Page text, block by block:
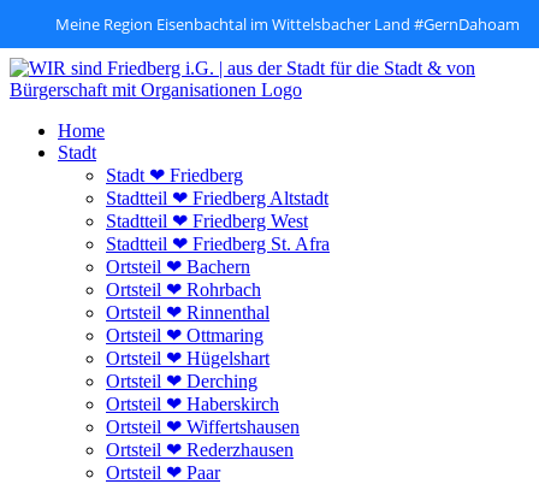
Meine Region Eisenbachtal im Wittelsbacher Land #GernDahoam
Zum
Inhalt
Home
Stadt
Stadt ❤ Friedberg
Stadtteil ❤ Friedberg Altstadt
Stadtteil ❤ Friedberg West
Stadtteil ❤ Friedberg St. Afra
Ortsteil ❤ Bachern
Ortsteil ❤ Rohrbach
Ortsteil ❤ Rinnenthal
Ortsteil ❤ Ottmaring
Ortsteil ❤ Hügelshart
Ortsteil ❤ Derching
Ortsteil ❤ Haberskirch
Ortsteil ❤ Wiffertshausen
Ortsteil ❤ Rederzhausen
Ortsteil ❤ Paar